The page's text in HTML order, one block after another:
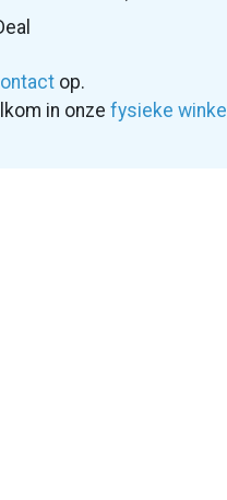
op.
in onze fysieke winkel